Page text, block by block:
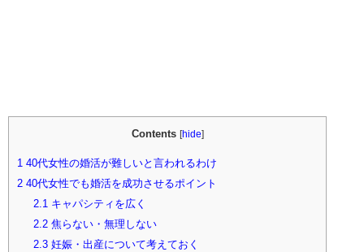
Contents [hide]
1 40代女性の婚活が難しいと言われるわけ
2 40代女性でも婚活を成功させるポイント
2.1キャパシティを広く
2.2焦らない・無理しない
2.3妊娠・出産について考えておく